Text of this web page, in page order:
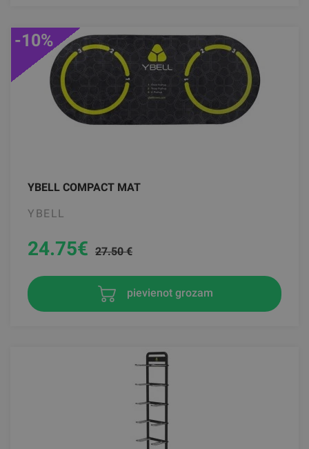
YBELL COMPACT MAT
YBELL
-10%
24.75€ 27.50 €
pievienot grozam